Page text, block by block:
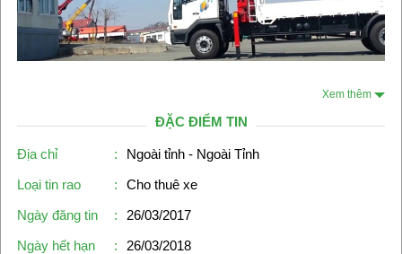
Xem thêm
ĐẶC ĐIỂM TIN
Địa chỉ :
Ngoài tỉnh - Ngoài Tỉnh
Loại tin rao
:
Cho thuê xe
Ngày đăng tin
:
26/03/2017
Ngày hết hạn
: 26/03/2018